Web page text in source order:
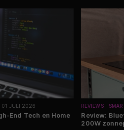
01 JULI 2026
End Tech en Home
REVIEWS
Review:
200W